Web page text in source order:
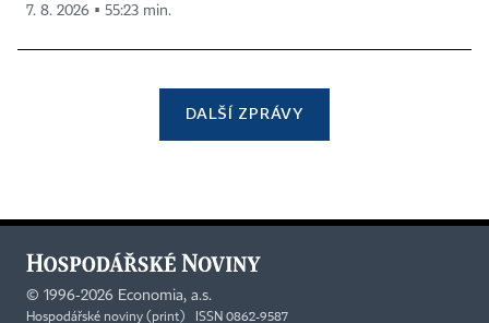
7. 8. 2026 ▪ 55:23 min.
DALŠÍ ZPRÁVY
© 1996-2026 Economia, a.s.
Hospodářské noviny (print) ISSN 0862-9587